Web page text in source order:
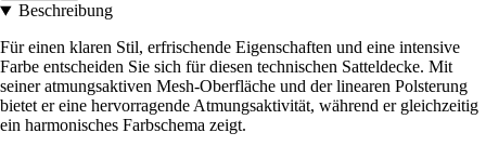
Beschreibung
Für einen klaren Stil, erfrischende Eigenschaften und eine intensive
Farbe entscheiden Sie sich für diesen technischen Satteldecke. Mit
seiner atmungsaktiven Mesh-Oberfläche und der linearen Polsterung
bietet er eine hervorragende Atmungsaktivität, während er gleichzeitig
ein harmonisches Farbschema zeigt.